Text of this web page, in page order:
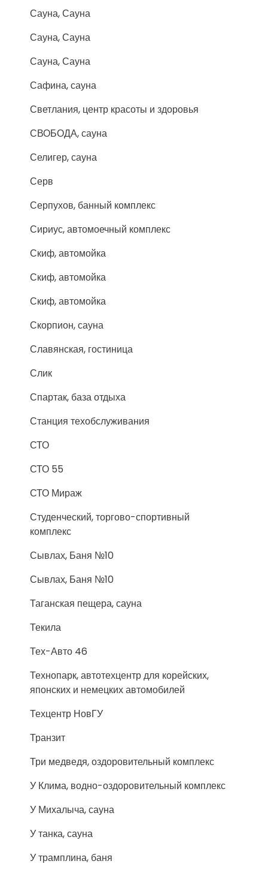
Сауна, Сауна
Сауна, Сауна
Сауна, Сауна
Сафина, сауна
Светлания, центр красоты и здоровья
СВОБОДА, сауна
Селигер, сауна
Серв
Серпухов, банный комплекс
Сириус, автомоечный комплекс
Скиф, автомойка
Скиф, автомойка
Скиф, автомойка
Скорпион, сауна
Славянская, гостиница
Слик
Спартак, база отдыха
Станция техобслуживания
СТО
СТО 55
СТО Мираж
Студенческий, торгово-спортивный
комплекс
Сывлах, Баня №10
Сывлах, Баня №10
Таганская пещера, сауна
Текила
Тех-Авто 46
Технопарк, автотехцентр для корейских,
японских и немецких автомобилей
Техцентр НовГУ
Транзит
Три медведя, оздоровительный комплекс
У Клима, водно-оздоровительный комплекс
У Михалыча, сауна
У танка, сауна
У трамплина, баня